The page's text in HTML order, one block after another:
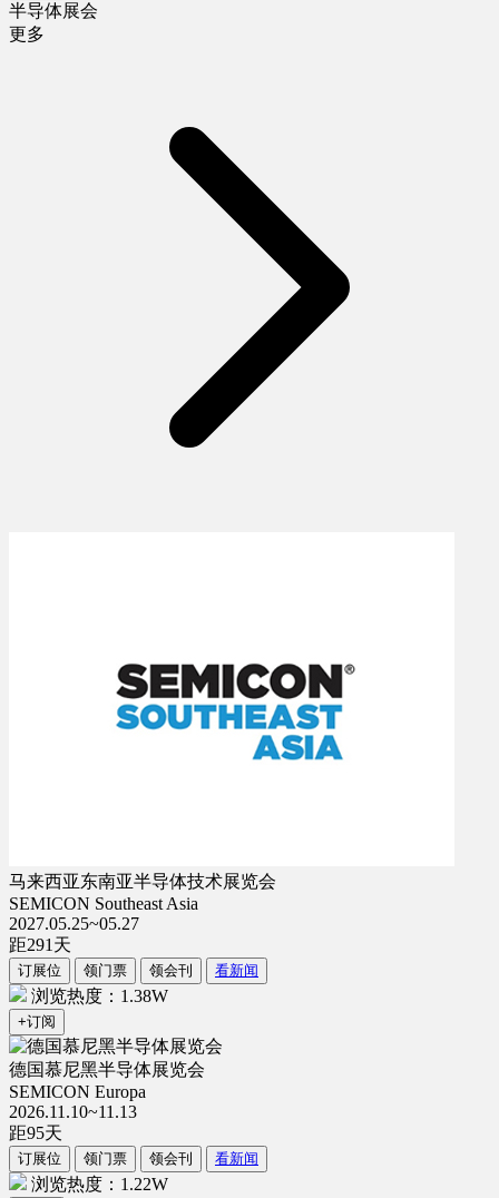
半导体展会
更多
马来西亚东南亚半导体技术展览会
SEMICON Southeast Asia
2027.05.25~05.27
距291 天
订展位 领门票 领会刊 看新闻
浏览热度：1.38W
+订阅
德国慕尼黑半导体展览会
SEMICON Europa
2026.11.10~11.13
距95天
订展位 领门票 领会刊 看新闻
浏览热度：1.22W